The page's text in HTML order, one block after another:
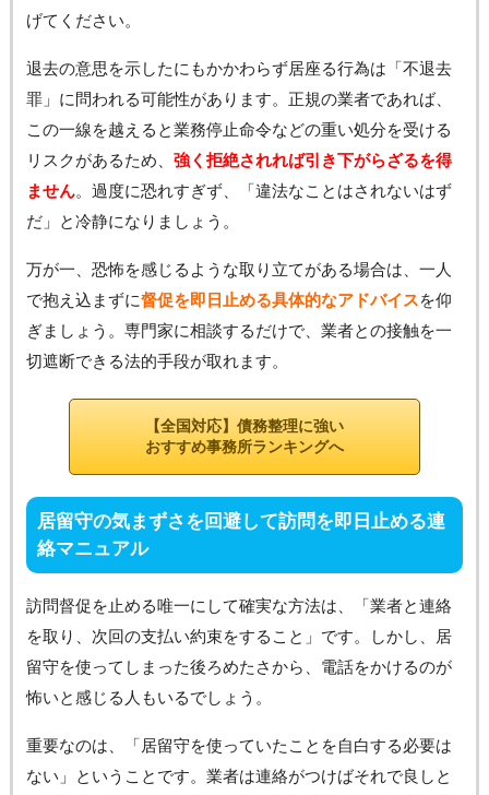
げてください。
退去の意思を示したにもかかわらず居座る行為は「不退去
罪」に問われる可能性があります。正規の業者であれば、
この一線を越えると業務停止命令などの重い処分を受ける
リスクがあるため、 強く拒絶されれば引き下がらざるを得
ません。過度に恐れすぎず、「違法なことはされないはず
だ」と冷静になりましょう。
万が一、恐怖を感じるような取り立てがある場合は、一人
で抱え込まずに督促を即日止める具体的なアドバイスを仰
ぎましょう。専門家に相談するだけで、業者との接触を一
切遮断できる法的手段が取れます。
【全国対応】債務整理に強い
おすすめ事務所ランキングへ
居留守の気まずさを回避して訪問を即日止める連
絡マニュアル
訪問督促を止める唯一にして確実な方法は、「業者と連絡
を取り、次回の支払い約束をすること」です。しかし、居
留守を使ってしまった後ろめたさから、電話をかけるのが
怖いと感じる人もいるでしょう。
重要なのは、「居留守を使っていたことを自白する必要は
ない」ということです。業者は連絡がつけばそれで良しと